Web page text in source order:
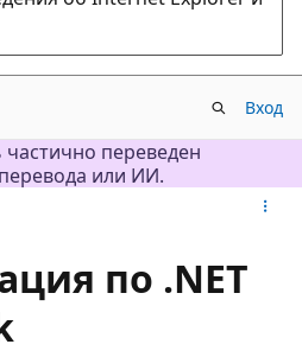
Вход
переведен
или ИИ.
по .NET